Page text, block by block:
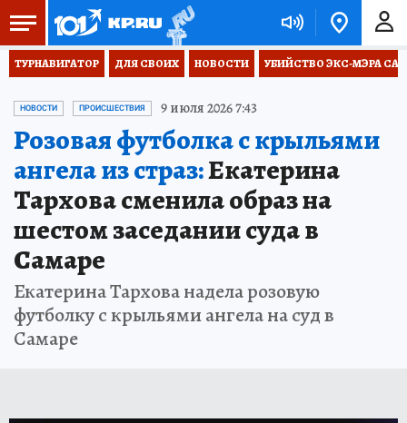
ТУРНАВИГАТОР ДЛЯ СВОИХ НОВОСТИ УБИЙСТВО ЭКС-МЭРА
НОВОСТИ ПРОИСШЕСТВИЯ 9 июля 2026 7:43
Розовая футболка с крыльями
ангела из страз:Екатерина
Тархова сменила образ на
шестом заседании суда в
Самаре
Екатерина Тархова надела розовую
футболку с крыльями ангела на суд в
Самаре